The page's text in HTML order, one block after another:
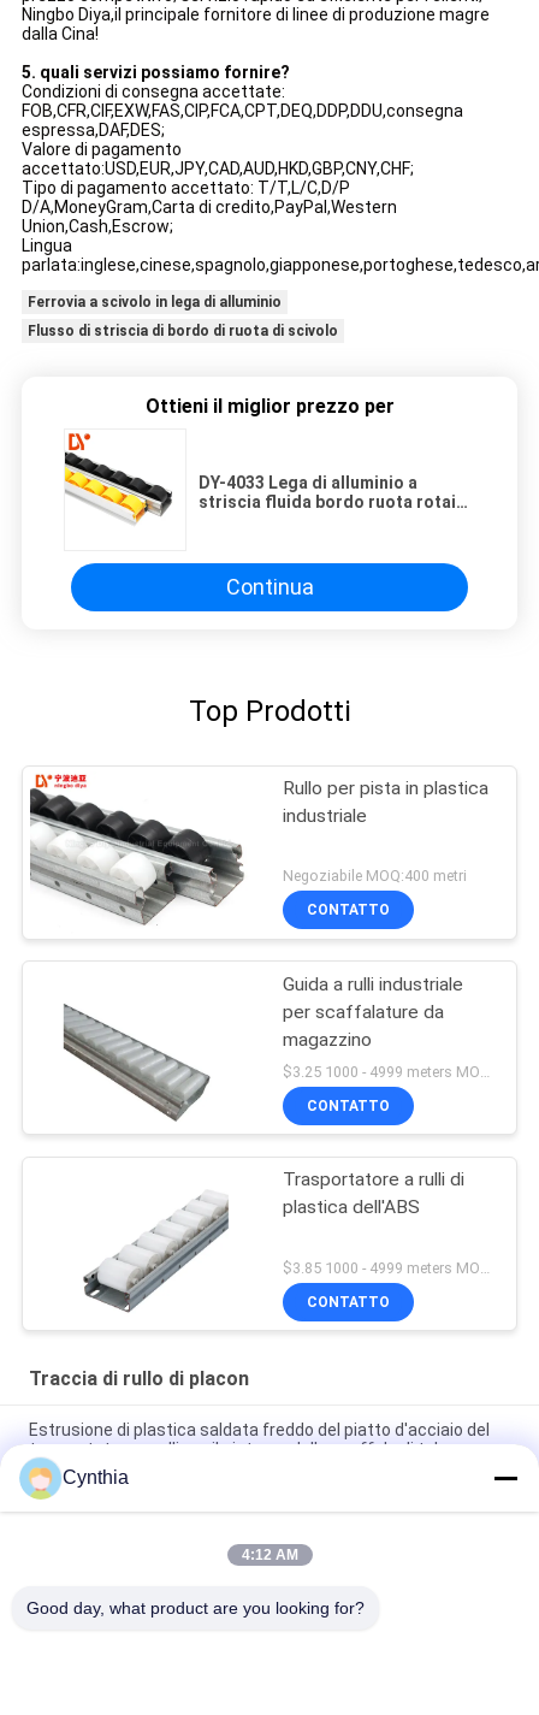
Ningbo Diya,il principale fornitore di linee di produzione magre
dalla Cina!
5. quali servizi possiamo fornire?
Condizioni di consegna accettate:
FOB,CFR,CIF,EXW,FAS,CIP,FCA,CPT,DEQ,DDP,DDU,consegna
espressa,DAF,DES;
Valore di pagamento
accettato:USD,EUR,JPY,CAD,AUD,HKD,GBP,CNY,CHF;
Tipo di pagamento accettato: T/T,L/C,D/P
D/A,MoneyGram,Carta di credito,PayPal,Western
Union,Cash,Escrow;
Lingua
Ferrovia a scivolo in lega di alluminio
Flusso di striscia di bordo di ruota di scivolo
Ottieni il miglior prezzo per
DY-4033 Lega di alluminio a
striscia fluida bordo ruota rotaia
Continua
Top Prodotti
Rullo per pista in plastica
industriale
Negoziabile MOQ:400 metri
CONTATTO
Guida a rulli industriale
per scaffalature da
magazzino
$3.25 1000 - 4999 meters MOQ:1000M
CONTATTO
Trasportatore a rulli di
plastica dell'ABS
$3.85 1000 - 4999 meters MOQ:1000M
CONTATTO
Traccia di rullo di placon
Estrusione di plastica saldata freddo del piatto d'acciaio del
trasportatore a rulli per il sistema dello scaffale di tubo
Trasportatore a rulli del pallet della struttura della lamiera
sottile DY-6033 per il sistema dello scaffale di tubo
DY-8533 Migliora Articolo Fluente in Lamiera Placon Per Area di
Cynthia
4:12 AM
Good day, what product are you looking for?